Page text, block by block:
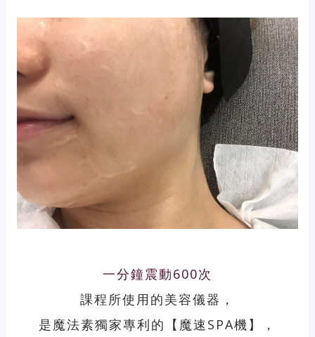
一分鐘震動600次
課程所使用的美容儀器，
是魔法素獨家專利的【魔速SPA機】，